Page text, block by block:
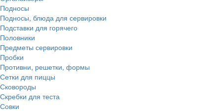
Подносы
Подносы, блюда для сервировки
Подставки для горячего
Половники
Предметы сервировки
Пробки
Противни, решетки, формы
Сетки для пиццы
Сковороды
Скребки для теста
Совки